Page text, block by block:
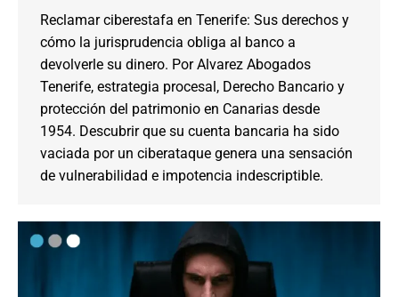
Reclamar ciberestafa en Tenerife: Sus derechos y
cómo la jurisprudencia obliga al banco a
devolverle su dinero. Por Alvarez Abogados
Tenerife, estrategia procesal, Derecho Bancario y
protección del patrimonio en Canarias desde
1954. Descubrir que su cuenta bancaria ha sido
vaciada por un ciberataque genera una sensación
de vulnerabilidad e impotencia indescriptible.